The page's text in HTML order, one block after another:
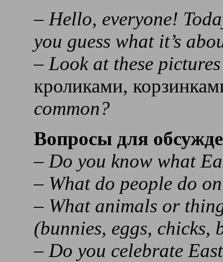
– Hello, everyone!
you guess what it’s
– Look at these pictures
кроликами,
common?
Вопросы для
– Do you know what
– What do people do
– What animals or
(bunnies, eggs, chicks,
– Do you celebrate